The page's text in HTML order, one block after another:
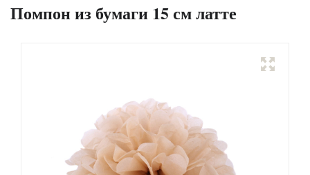
Помпон из бумаги 15 см латте